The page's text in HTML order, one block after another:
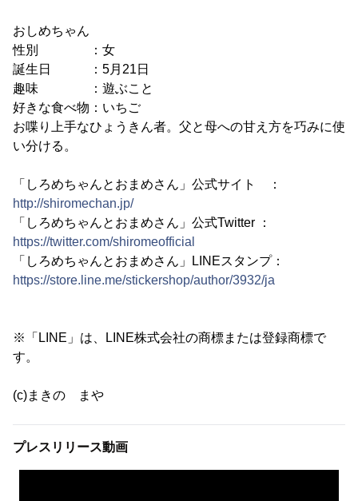
おしめちゃん
性別 ：女
誕生日 ：5月21日
趣味 ：遊ぶこと
好きな食べ物：いちご
お喋り上手なひょうきん者。父と母への甘え方を巧みに使
い分ける。
「しろめちゃんとおまめさん」公式サイト ：
http://shiromechan.jp/
「しろめちゃんとおまめさん」公式Twitter ：
https://twitter.com/shiromeofficial
「しろめちゃんとおまめさん」LINEスタンプ：
https://store.line.me/stickershop/author/3932/ja
※「LINE」は、LINE株式会社の商標または登録商標で
す。
(c)まきの まや
プレスリリース動画